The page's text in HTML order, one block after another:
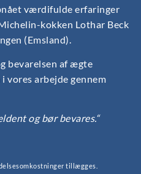
værdifulde erfaringer
kokken Lothar Beck
(Emsland).
bevarelsen af ægte
arbejde gennem
og bør bevares.“
tillægges.